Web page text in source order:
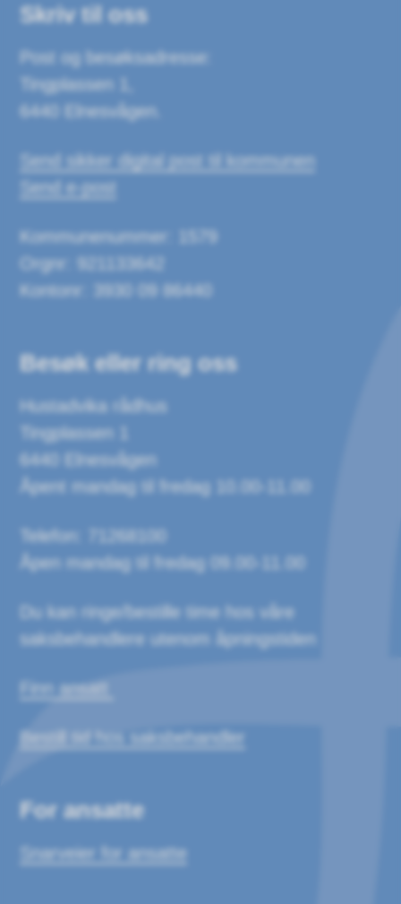
Skriv til oss
Post og besøksadresse:
Tingplassen 1,
6440 Elnesvågen.
Send sikker digital post til kommunen
Send e-post
Kommunenummer: 1579
Orgnr: 921133642
Kontonr: 3930 09 86440
Besøk eller ring oss
Hustadvika rådhus
Tingplassen 1
6440 Elnesvågen
Åpent mandag til fredag 10.00-11.00
Telefon: 71268100
Åpen mandag til fredag 09.00-11.00
Du kan ringe/bestille time hos våre
saksbehandlere utenom åpningstiden
Finn ansatt
Bestill tid hos saksbehandler
For ansatte
Snarveier for ansatte